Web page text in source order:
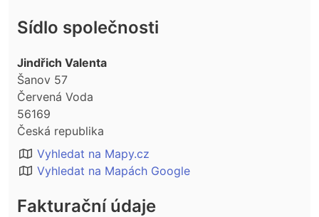
Sídlo společnosti
Jindřich Valenta
Šanov 57
Červená Voda
56169
Česká republika
Vyhledat na Mapy.cz
Vyhledat na Mapách Google
Fakturační údaje